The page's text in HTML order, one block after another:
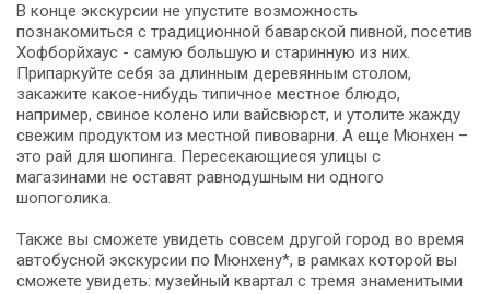
В конце экскурсии не упустите возможность
познакомиться с традиционной баварской пивной, посетив
Хофборйхаус - самую большую и старинную из них.
Припаркуйте себя за длинным деревянным столом,
закажите какое-нибудь типичное местное блюдо,
например, свиное колено или вайсвюрст, и утолите жажду
свежим продуктом из местной пивоварни. А еще Мюнхен –
это рай для шопинга. Пересекающиеся улицы с
магазинами не оставят равнодушным ни одного
шопоголика.
Также вы сможете увидеть совсем другой город во время
автобусной экскурсии по Мюнхену*, в рамках которой вы
сможете увидеть: музейный квартал с тремя знаменитыми